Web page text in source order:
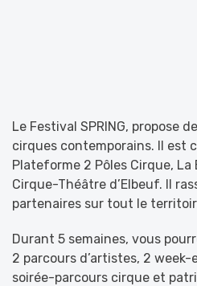
Le Festival SPRING, propose
cirques contemporains. Il est
Plateforme 2 Pôles Cirque,
Cirque-Théâtre d’Elbeuf. Il
partenaires sur tout le
Durant 5 semaines, vous
2 parcours d’artistes, 2 week-
soirée-parcours cirque et